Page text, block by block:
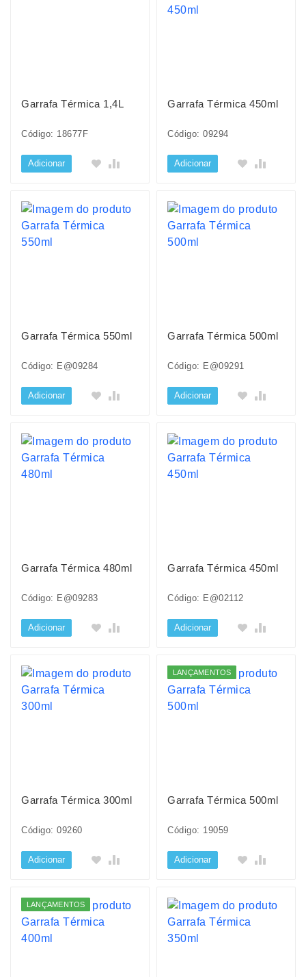
Garrafa Térmica 1,4L
Código: 18677F
Adicionar
Garrafa Térmica 450ml
Código: 09294
Adicionar
Garrafa Térmica 550ml
Código: E@09284
Adicionar
Garrafa Térmica 500ml
Código: E@09291
Adicionar
Garrafa Térmica 480ml
Código: E@09283
Adicionar
Garrafa Térmica 450ml
Código: E@02112
Adicionar
Garrafa Térmica 300ml
Código: 09260
Adicionar
LANÇAMENTOS
Garrafa Térmica 500ml
Código: 19059
Adicionar
LANÇAMENTOS